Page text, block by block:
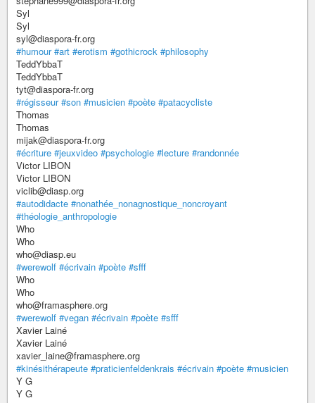
Syl
Syl
syl@diaspora-fr.org
#humour #art #erotism #gothicrock #philosophy
TeddYbbaT
TeddYbbaT
tyt@diaspora-fr.org
#régisseur #son #musicien #poète #patacycliste
Thomas
Thomas
mijak@diaspora-fr.org
#écriture #jeuxvideo #psychologie #lecture #randonnée
Victor LIBON
Victor LIBON
viclib@diasp.org
#autodidacte #nonathée_nonagnostique_noncroyant
#théologie_anthropologie
Who
Who
who@diasp.eu
#werewolf #écrivain #poète #sfff
Who
Who
who@framasphere.org
#werewolf #vegan #écrivain #poète #sfff
Xavier Lainé
Xavier Lainé
xavier_laine@framasphere.org
#kinésithérapeute #praticienfeldenkrais #écrivain #poète #musicien
Y G
Y G